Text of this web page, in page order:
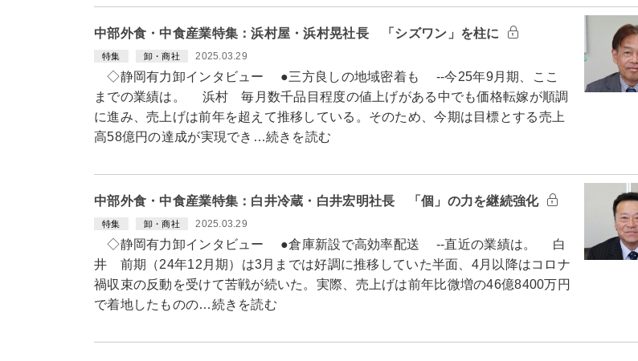
中部外食・中食産業特集：浜村屋・浜村晃社長 「シズワン」を柱に
特集 卸・商社 2025.03.29
◇静岡有力卸インタビュー ●三方良しの地域密着も --今25年9月期、ここ
までの業績は。 浜村 毎月数千品目程度の値上げがある中でも価格転嫁が順調
に進み、売上げは前年を超えて推移している。そのため、今期は目標とする売上
高58億円の達成が実現でき…続きを読む
中部外食・中食産業特集：白井冷蔵・白井宏明社長 「個」の力を継続強化
特集 卸・商社 2025.03.29
◇静岡有力卸インタビュー ●倉庫新設で高効率配送 --直近の業績は。 白
井 前期（24年12月期）は3月までは好調に推移していた半面、4月以降はコロナ
禍収束の反動を受けて苦戦が続いた。実際、売上げは前年比微増の46億8400万円
で着地したものの…続きを読む